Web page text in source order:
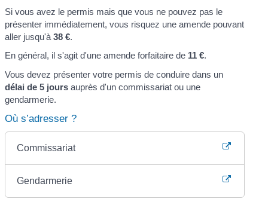
Si vous avez le permis mais que vous ne pouvez pas le
présenter immédiatement, vous risquez une amende pouvant
aller jusqu'à38 €.
En général, il s'agit d'une amende forfaitaire de 11 €.
Vous devez présenter votre permis de conduire dans un
délai de 5 jours auprès d'un commissariat ou une
gendarmerie.
Où s’adresser ?
Commissariat
Gendarmerie